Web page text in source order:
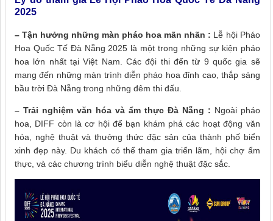
2025
– Tận hưởng những màn pháo hoa mãn nhãn : Lễ hội Pháo
Hoa Quốc Tế Đà Nẵng 2025 là một trong những sự kiện pháo
hoa lớn nhất tại Việt Nam. Các đội thi đến từ 9 quốc gia sẽ
mang đến những màn trình diễn pháo hoa đỉnh cao, thắp sáng
bầu trời Đà Nẵng trong những đêm thi đấu.
– Trải nghiệm văn hóa và ẩm thực Đà Nẵng : Ngoài pháo
hoa, DIFF còn là cơ hội để bạn khám phá các hoạt động văn
hóa, nghệ thuật và thưởng thức đặc sản của thành phố biển
xinh đẹp này. Du khách có thể tham gia triển lãm, hội chợ ẩm
thực, và các chương trình biểu diễn nghệ thuật đặc sắc.